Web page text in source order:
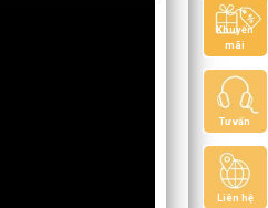
Khuyến
mãi
Tư vấn
Liên hệ